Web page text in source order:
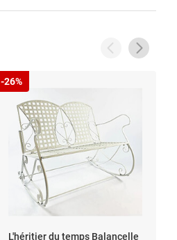
L'héritier du temps Balancelle
-26%